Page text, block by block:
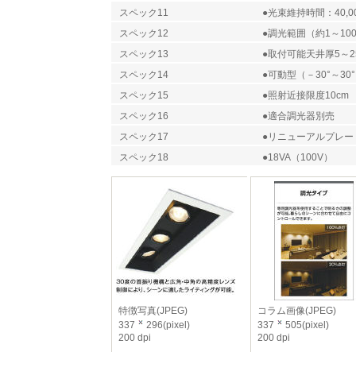
スペック11
●光束維持時間：
スペック12
●調光範囲（約1～
スペック13
●取付可能天井厚5～
スペック14
●可動型（－30°～
スペック15
●照射近接限度10cm
スペック16
●適合調光器別売
スペック17
●リニューアルプレ
スペック18
●18VA（100V）
特徴写真(JPEG)
337
296(pixel)
200 dpi
コラム画像(JPEG)
337
505(pixel)
200 dpi